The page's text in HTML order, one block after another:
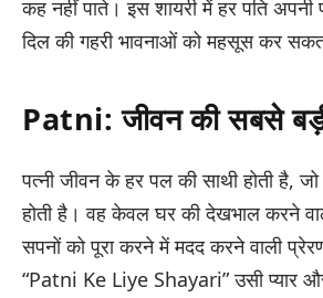
कह नहीं पाते। इस शायरी में हर पति
दिल की गहरी भावनाओं को महसूस कर
Patni: जीवन की सबसे
पत्नी जीवन के हर पल की साथी होती है,
होती है। वह केवल घर की देखभाल करने
सपनों को पूरा करने में मदद करने वाली
“Patni Ke Liye Shayari” उसी प्यार